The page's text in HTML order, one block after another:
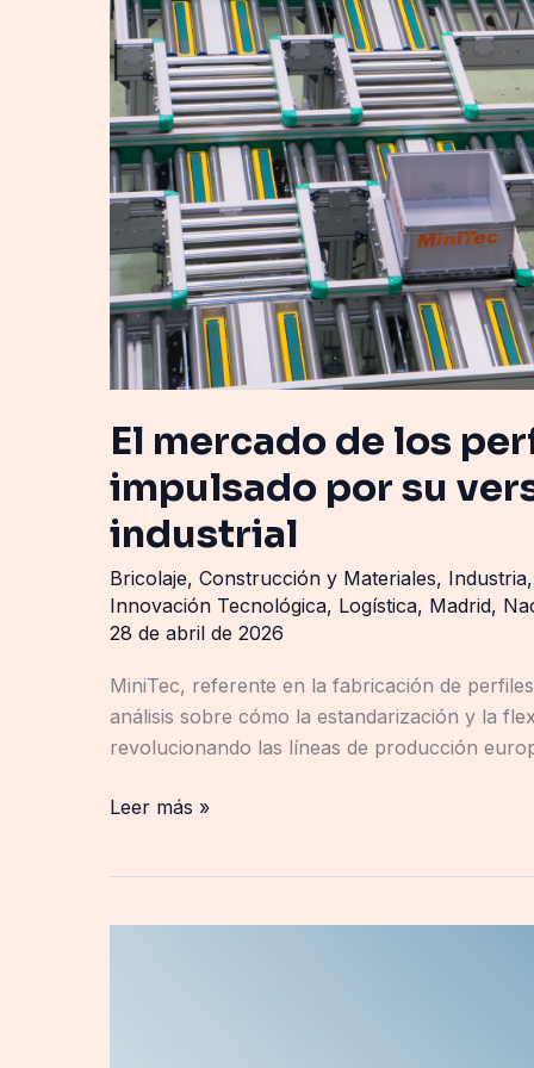
El mercado de los
impulsado por su
industrial
Bricolaje, Construcción y Materiales, Industria
Innovación Tecnológica, Logística, Madrid,
28 de abril de 2026
MiniTec, referente en la fabricación de
análisis sobre cómo la estandarización y la
revolucionando las líneas de producción
de
aluminio
crece
impulsado
por
su
versatilidad
en
sector
industrial
Leer más »